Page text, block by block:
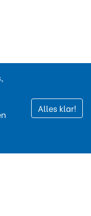
Alles klar!